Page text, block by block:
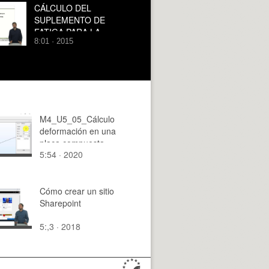
CÁLCULO DEL
SUPLEMENTO DE
FATIGA PARA LA
DEFINICIÓN DE
8:01 · 2015
M4_U5_05_Cálculo
deformación en una
placa compuesta
5:54 · 2020
Cómo crear un sitio
Sharepoint
5:,3 · 2018